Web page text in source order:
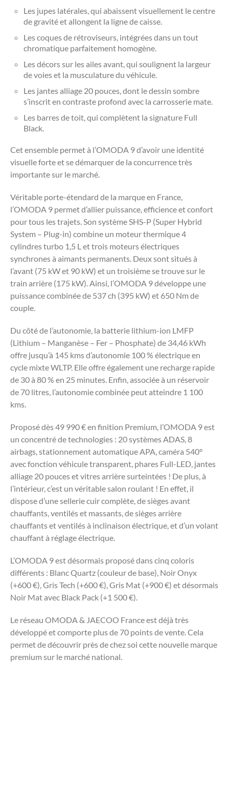
Les jupes latérales, qui abaissent visuellement le centre
de gravité et allongent la ligne de caisse.
Les coques de rétroviseurs, intégrées dans un tout
chromatique parfaitement homogène.
Les décors sur les ailes avant, qui soulignent la largeur
de voies et la musculature du véhicule.
Les jantes alliage 20 pouces, dont le dessin sombre
s’inscrit en contraste profond avec la carrosserie mate.
Les barres de toit, qui complètent la signature Full
Black.
Cet ensemble permet à l’OMODA 9 d’avoir une identité
visuelle forte et se démarquer de la concurrence très
importante sur le marché.
Véritable porte-étendard de la marque en France,
l’OMODA 9 permet d’allier puissance, efficience et confort
pour tous les trajets. Son système SHS-P (Super Hybrid
System – Plug-in) combine un moteur thermique 4
cylindres turbo 1,5 L et trois moteurs électriques
synchrones à aimants permanents. Deux sont situés à
l’avant (75 kW et 90 kW) et un troisième se trouve sur le
train arrière (175 kW). Ainsi, l’OMODA 9 développe une
puissance combinée de 537 ch (395 kW) et 650 Nm de
couple.
Du côté de l’autonomie, la batterie lithium-ion LMFP
(Lithium – Manganèse – Fer – Phosphate) de 34,46 kWh
offre jusqu’à 145 kms d’autonomie 100 % électrique en
cycle mixte WLTP. Elle offre également une recharge rapide
de 30 à 80 % en 25 minutes. Enfin, associée à un réservoir
de 70 litres, l’autonomie combinée peut atteindre 1 100
kms.
Proposé dès 49 990 € en finition Premium, l’OMODA 9 est
un concentré de technologies : 20 systèmes ADAS, 8
airbags, stationnement automatique APA, caméra 540°
avec fonction véhicule transparent, phares Full-LED, jantes
alliage 20 pouces et vitres arrière surteintées ! De plus, à
l’intérieur, c’est un véritable salon roulant ! En effet, il
dispose d’une sellerie cuir complète, de sièges avant
chauffants, ventilés et massants, de sièges arrière
chauffants et ventilés à inclinaison électrique, et d’un volant
chauffant à réglage électrique.
L’OMODA 9 est désormais proposé dans cinq coloris
différents : Blanc Quartz (couleur de base), Noir Onyx
(+600 €), Gris Tech (+600 €), Gris Mat (+900 €) et désormais
Noir Mat avec Black Pack (+1 500 €).
Le réseau OMODA & JAECOO France est déjà très
développé et comporte plus de 70 points de vente. Cela
permet de découvrir près de chez soi cette nouvelle marque
premium sur le marché national.